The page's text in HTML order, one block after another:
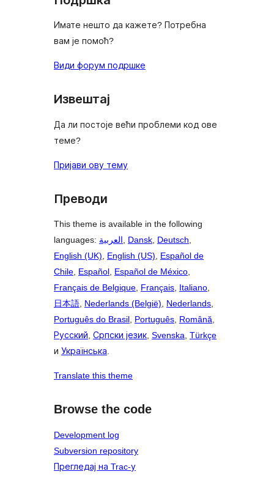
Имате нешто да кажете? Потребна
вам је помоћ?
Види форум подршке
Извештај
Да ли постоје већи проблеми код ове
теме?
Пријави ову тему
Преводи
This theme is available in the following
languages: العربية, Dansk, Deutsch,
English (UK), English (US), Español de
Chile, Español, Español de México,
Français de Belgique, Français, Italiano,
日本語, Nederlands (België), Nederlands,
Português do Brasil, Português, Română,
Русский, Српски језик, Svenska, Türkçe
и Українська.
Translate this theme
Browse the code
Development log
Subversion repository
Прегледај на Trac-у